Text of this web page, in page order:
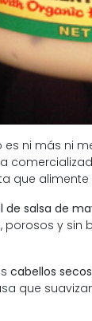
es ni más ni
que
salsa de
y sin
cabellos
que